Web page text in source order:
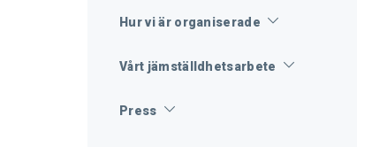
Hur vi är organiserade
Vårt jämställdhetsarbete
Press